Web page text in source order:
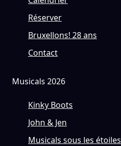
Réserver
Bruxellons! 28 ans
Contact
Musicals 2026
Kinky Boots
John & Jen
Musicals sous les étoiles